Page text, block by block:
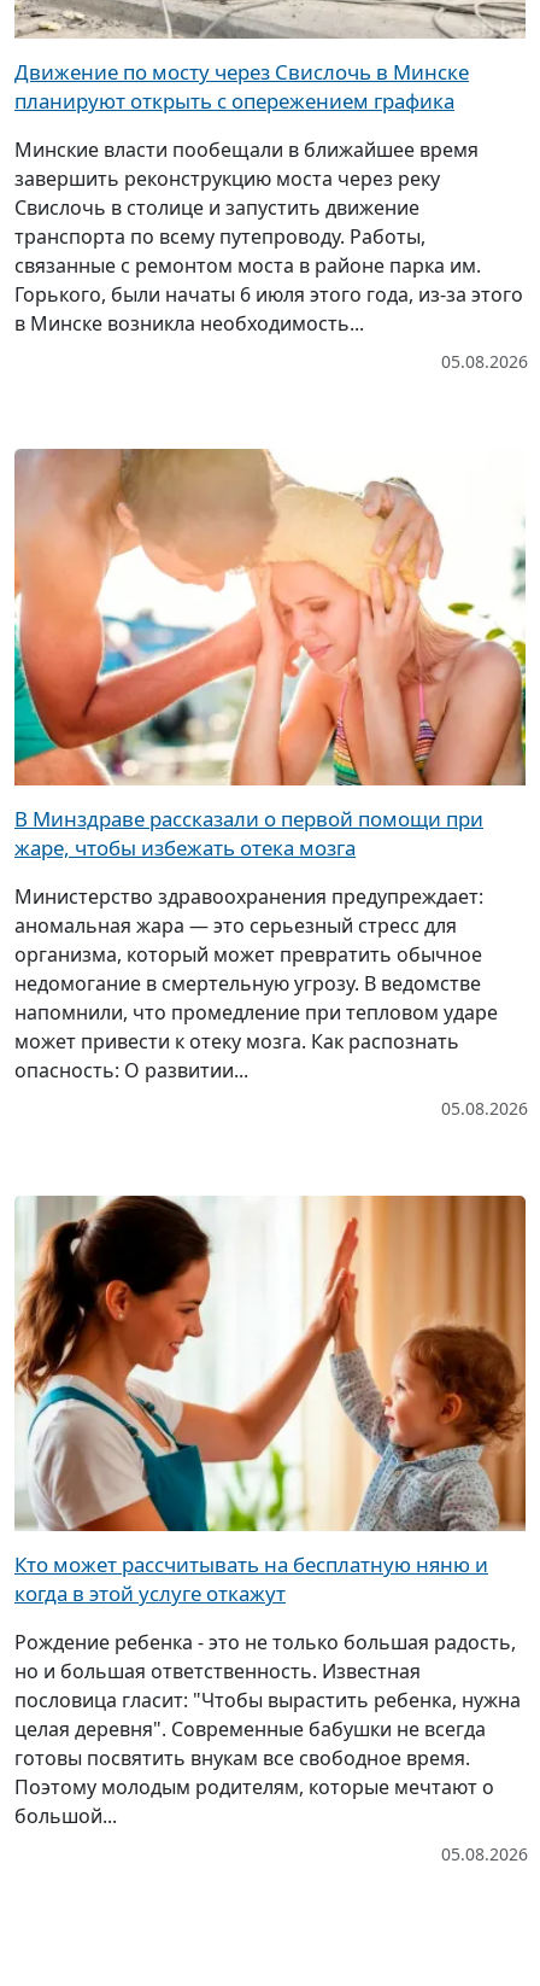
Движение по мосту через Свислочь в Минске
планируют открыть с опережением графика
Минские власти пообещали в ближайшее время
завершить реконструкцию моста через реку
Свислочь в столице и запустить движение
транспорта по всему путепроводу. Работы,
связанные с ремонтом моста в районе парка им.
Горького, были начаты 6 июля этого года, из-за этого
в Минске возникла необходимость...
05.08.2026
В Минздраве рассказали о первой помощи при
жаре, чтобы избежать отека мозга
Министерство здравоохранения предупреждает:
аномальная жара — это серьезный стресс для
организма, который может превратить обычное
недомогание в смертельную угрозу. В ведомстве
напомнили, что промедление при тепловом ударе
может привести к отеку мозга. Как распознать
опасность: О развитии...
05.08.2026
Кто может рассчитывать на бесплатную няню и
когда в этой услуге откажут
Рождение ребенка - это не только большая радость,
но и большая ответственность. Известная
пословица гласит: "Чтобы вырастить ребенка, нужна
целая деревня". Современные бабушки не всегда
готовы посвятить внукам все свободное время.
Поэтому молодым родителям, которые мечтают о
большой...
05.08.2026